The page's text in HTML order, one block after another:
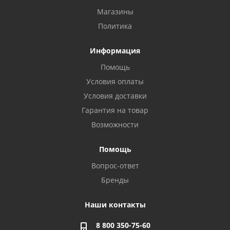
Магазины
Политика
Информация
Помощь
Условия оплаты
Условия доставки
Гарантия на товар
Возможности
Помощь
Вопрос-ответ
Бренды
Наши контакты
8 800 350-75-60